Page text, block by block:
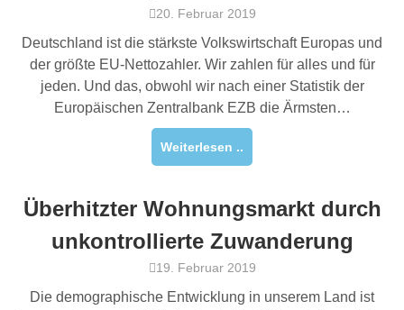
20. Februar 2019
Deutschland ist die stärkste Volkswirtschaft Europas und
der größte EU-Nettozahler. Wir zahlen für alles und für
jeden. Und das, obwohl wir nach einer Statistik der
Europäischen Zentralbank EZB die Ärmsten…
Weiterlesen ..
Überhitzter Wohnungsmarkt durch
unkontrollierte Zuwanderung
19. Februar 2019
Die demographische Entwicklung in unserem Land ist